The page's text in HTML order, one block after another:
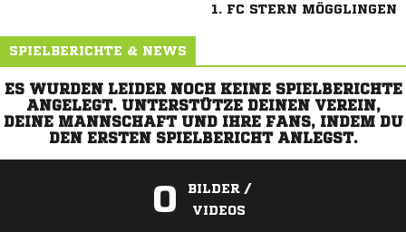
1. FC STERN MÖGGLINGEN
SPIELBERICHTE & NEWS
ES WURDEN LEIDER NOCH KEINE SPIELBERICHTE
ANGELEGT. UNTERSTÜTZE DEINEN VEREIN,
DEINE MANNSCHAFT UND IHRE FANS, INDEM DU
DEN ERSTEN SPIELBERICHT ANLEGST.
0
BILDER /
VIDEOS